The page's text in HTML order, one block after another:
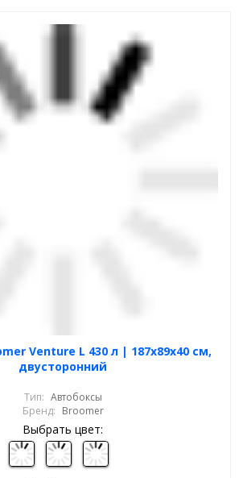
Venture L 430 л | 187х89х40 см,
двусторонний
Тип: Автобоксы
Бренд: Broomer
Выбрать цвет: